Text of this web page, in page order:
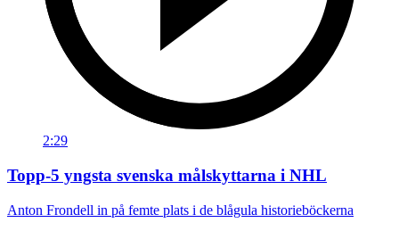
2:29
Topp-5 yngsta svenska målskyttarna i NHL
Anton Frondell in på femte plats i de blågula historieböckerna